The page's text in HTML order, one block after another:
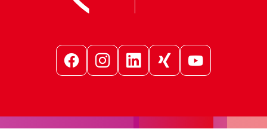
FacebookInstagramLinkedInXing YouTube